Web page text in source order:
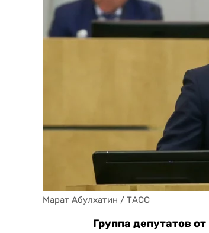
Марат Абулхатин / ТАСС
Группа депутатов